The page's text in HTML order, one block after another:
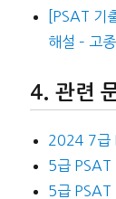
[PSAT 기
해설 – 고
관련
2024 7급
5급 PSAT
5급 PSAT